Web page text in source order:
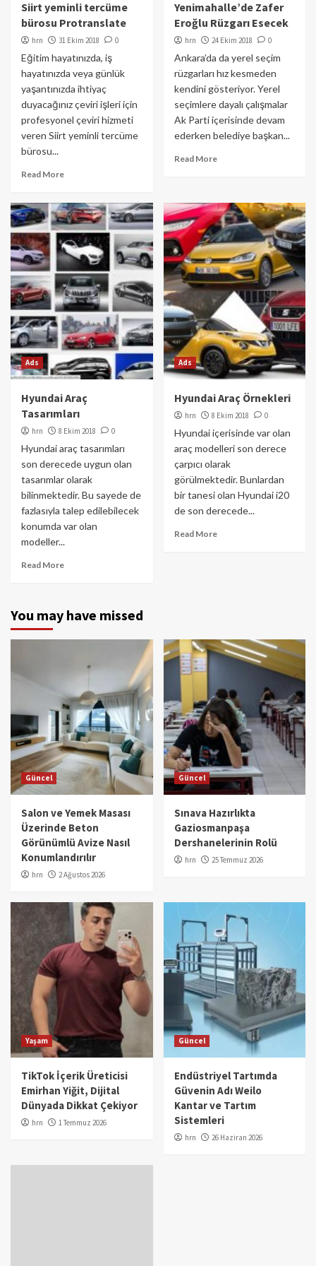
Siirt yeminli tercüme
bürosu Protranslate
hrn 31 Ekim 2018 0
Eğitim hayatınızda, iş
hayatınızda veya günlük
yaşantınızda ihtiyaç
duyacağınız çeviri işleri için
profesyonel çeviri hizmeti
veren Siirt yeminli tercüme
bürosu...
Read More
Yenimahalle’de Zafer
Eroğlu Rüzgarı Esecek
hrn 24 Ekim 2018 0
Ankara’da da yerel seçim
rüzgarları hız kesmeden
kendini gösteriyor. Yerel
seçimlere dayalı çalışmalar
Ak Parti içerisinde devam
ederken belediye başkan...
Read More
Ads
Hyundai Araç
Tasarımları
hrn 8 Ekim 2018 0
Hyundai araç tasarımları
son derecede uygun olan
tasarımlar olarak
bilinmektedir. Bu sayede de
fazlasıyla talep edilebilecek
konumda var olan
modeller...
Read More
Ads
Hyundai Araç Örnekleri
hrn 8 Ekim 2018 0
Hyundai içerisinde var olan
araç modelleri son derece
çarpıcı olarak
görülmektedir. Bunlardan
bir tanesi olan Hyundai i20
de son derecede...
Read More
You may have missed
Güncel
Salon ve Yemek Masası
Üzerinde Beton
Görünümlü Avize Nasıl
Konumlandırılır
hrn 2 Ağustos 2026
Güncel
Sınava Hazırlıkta
Gaziosmanpaşa
Dershanelerinin Rolü
hrn 25 Temmuz 2026
Yaşam
TikTok İçerik Üreticisi
Emirhan Yiğit, Dijital
Dünyada Dikkat Çekiyor
hrn 1 Temmuz 2026
Güncel
Endüstriyel Tartımda
Güvenin Adı Weilo
Kantar ve Tartım
Sistemleri
hrn 26 Haziran 2026